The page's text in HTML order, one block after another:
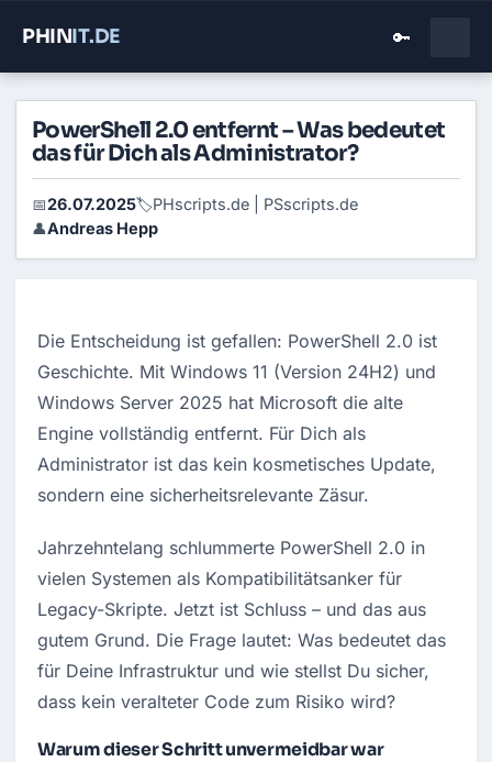
PHINIT.DE 🔑
PowerShell 2.0 entfernt – Was bedeutet
das für Dich als Administrator?
📅26.07.2025🏷️PHscripts.de | PSscripts.de
👤Andreas Hepp
Die Entscheidung ist gefallen: PowerShell 2.0 ist
Geschichte. Mit Windows 11 (Version 24H2) und
Windows Server 2025 hat Microsoft die alte
Engine vollständig entfernt. Für Dich als
Administrator ist das kein kosmetisches Update,
sondern eine sicherheitsrelevante Zäsur.
Jahrzehntelang schlummerte PowerShell 2.0 in
vielen Systemen als Kompatibilitätsanker für
Legacy-Skripte. Jetzt ist Schluss – und das aus
gutem Grund. Die Frage lautet: Was bedeutet das
für Deine Infrastruktur und wie stellst Du sicher,
dass kein veralteter Code zum Risiko wird?
Warum dieser Schritt unvermeidbar war